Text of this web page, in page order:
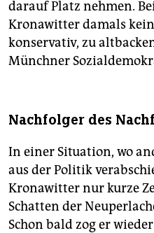
darauf Platz nehmen.
Kronawitter damals
konservativ, zu
Münchner
Nachfolger des
In einer Situation, wo
aus der Politik
Kronawitter nur kurze
Schatten der
Schon bald zog er